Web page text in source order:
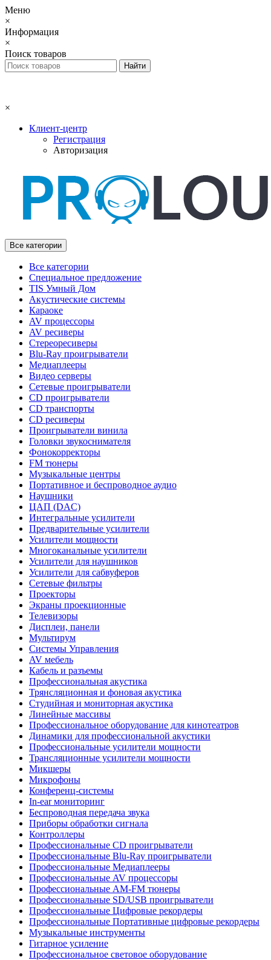
Меню
×
Информация
×
Поиск товаров
×
Клиент-центр
Регистрация
Авторизация
Все категории
Все категории
Специальное предложение
TIS Умный Дом
Акустические системы
Караоке
AV процессоры
AV ресиверы
Стереоресиверы
Blu-Ray проигрыватели
Медиаплееры
Видео серверы
Сетевые проигрыватели
CD проигрыватели
CD транспорты
CD ресиверы
Проигрыватели винила
Головки звукоснимателя
Фонокорректоры
FM тюнеры
Музыкальные центры
Портативное и беспроводное аудио
Наушники
ЦАП (DAC)
Интегральные усилители
Предварительные усилители
Усилители мощности
Многоканальные усилители
Усилители для наушников
Усилители для сабвуферов
Сетевые фильтры
Проекторы
Экраны проекционные
Телевизоры
Дисплеи, панели
Мультирум
Системы Управления
AV мебель
Кабель и разъемы
Профессиональная акустика
Трянсляционная и фоновая акустика
Студийная и мониторная акустика
Линейные массивы
Профессиональное оборудование для кинотеатров
Динамики для профессиональной акустики
Профессиональные усилители мощности
Трансляционные усилители мощности
Микшеры
Микрофоны
Конференц-системы
In-ear мониторинг
Беспроводная передача звука
Приборы обработки сигнала
Контроллеры
Профессиональные СD проигрыватели
Профессиональные Blu-Ray проигрыватели
Профессиональные Медиаплееры
Профессиональные AV процессоры
Профессиональные AM-FM тюнеры
Профессиональные SD/USB проигрыватели
Профессиональные Цифровые рекордеры
Профессиональные Портативные цифровые рекордеры
Музыкальные инструменты
Гитарное усиление
Профессиональное световое оборудование